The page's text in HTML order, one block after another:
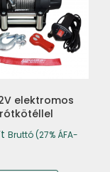
elektromos
Bruttó (27% ÁFA-